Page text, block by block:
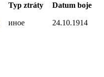
Typ ztráty Datum boje
иное 24.10.1914